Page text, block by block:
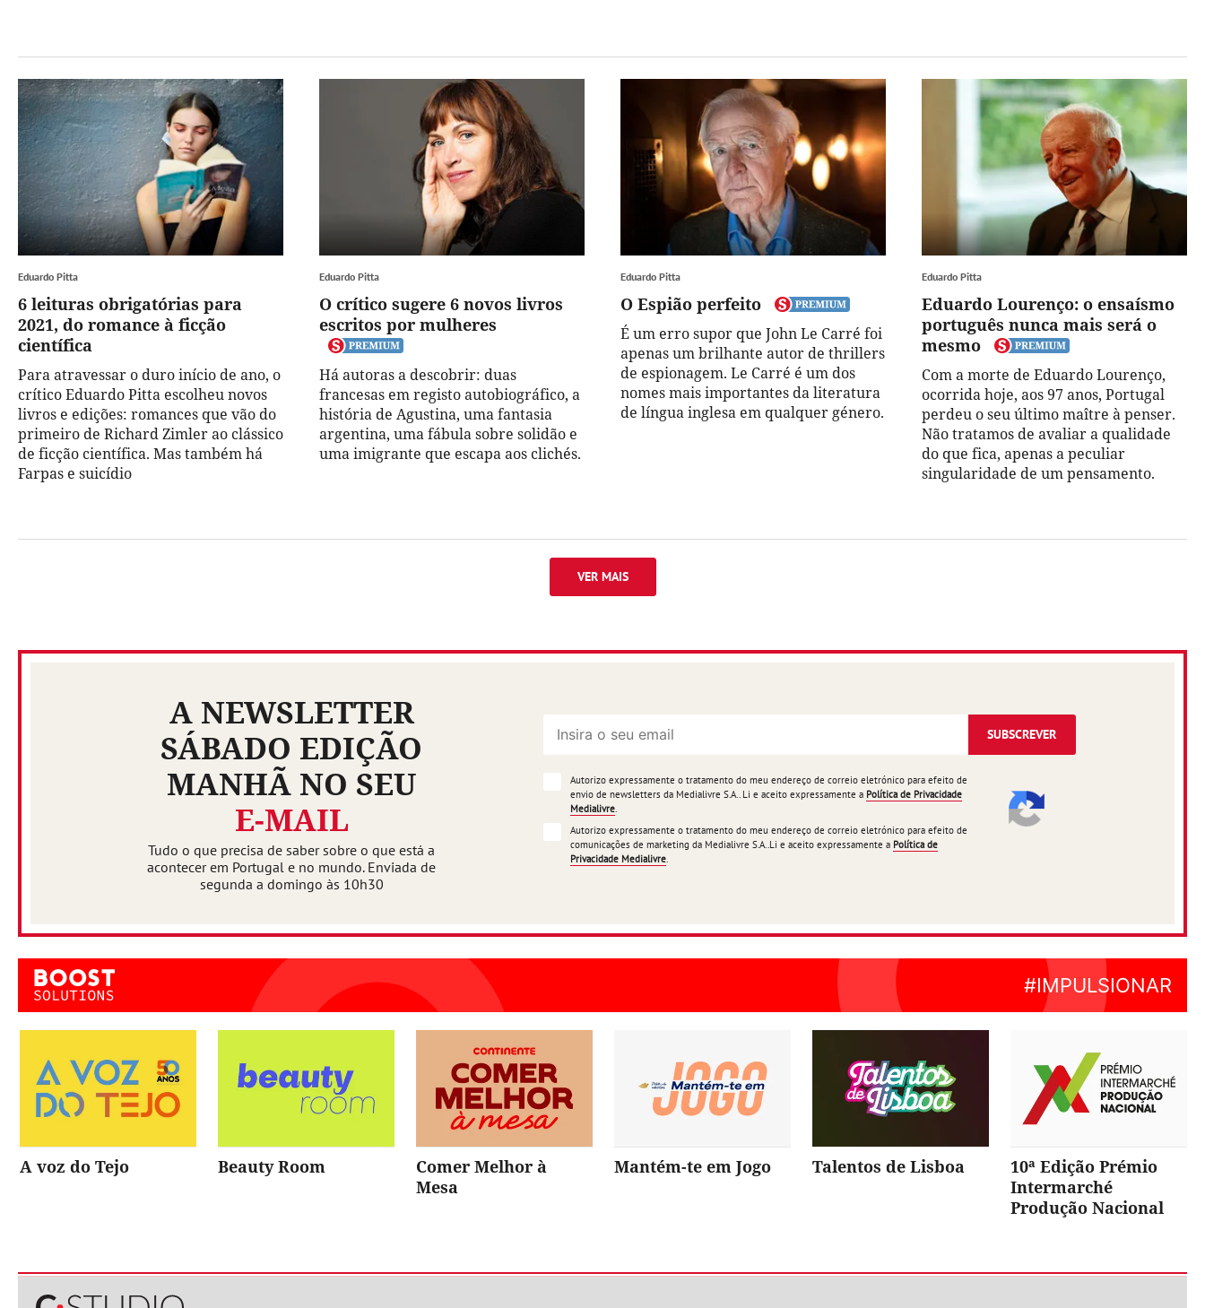
Eduardo Pitta
6 leituras obrigatórias para
2021, do romance à ficção
científica
Para atravessar o duro início de ano, o
crítico Eduardo Pitta escolheu novos
livros e edições: romances que vão do
primeiro de Richard Zimler ao clássico
de ficção científica. Mas também há
Farpas e suicídio
Eduardo Pitta
O crítico sugere 6 novos livros
escritos por mulheres
Há autoras a descobrir: duas
francesas em registo autobiográfico, a
história de Agustina, uma fantasia
argentina, uma fábula sobre solidão e
uma imigrante que escapa aos clichés.
Eduardo Pitta
O Espião perfeito
É um erro supor que John Le Carré foi
apenas um brilhante autor de thrillers
de espionagem. Le Carré é um dos
nomes mais importantes da literatura
de língua inglesa em qualquer género.
Eduardo Pitta
Eduardo Lourenço: o ensaísmo
português nunca mais será o
mesmo
Com a morte de Eduardo Lourenço,
ocorrida hoje, aos 97 anos, Portugal
perdeu o seu último maître à penser.
Não tratamos de avaliar a qualidade
do que fica, apenas a peculiar
singularidade de um pensamento.
VER MAIS
A NEWSLETTER
SÁBADO EDIÇÃO
MANHÃ NO SEU
E-MAIL
Tudo o que precisa de saber sobre o que está a
acontecer em Portugal e no mundo. Enviada de
segunda a domingo às 10h30
SUBSCREVER
Autorizo expressamente o tratamento do meu endereço de correio eletrónico para efeito de
envio de newsletters da Medialivre S.A.. Li e aceito expressamente a Política de Privacidade
Medialivre
Autorizo expressamente o tratamento do meu endereço de correio eletrónico para efeito de
comunicações de marketing da Medialivre S.A..Li e aceito expressamente a Política de
Privacidade Medialivre
A voz do Tejo Beauty Room
Comer Melhor à
Mesa
Mantém-te em Jogo Talentos de Lisboa
10ª Edição Prémio
Intermarché
Produção Nacional